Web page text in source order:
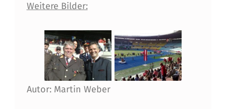
W
L
Weitere Bilder:
Autor: Martin Weber